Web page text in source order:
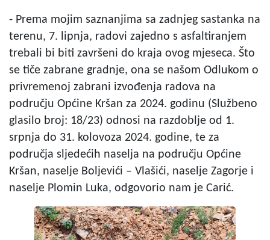
- Prema mojim saznanjima sa zadnjeg sastanka na
terenu, 7. lipnja, radovi zajedno s asfaltiranjem
trebali bi biti završeni do kraja ovog mjeseca. Što
se tiče zabrane gradnje, ona se našom Odlukom o
privremenoj zabrani izvođenja radova na
području Općine Kršan za 2024. godinu (Službeno
glasilo broj: 18/23) odnosi na razdoblje od 1.
srpnja do 31. kolovoza 2024. godine, te za
područja sljedećih naselja na području Općine
Kršan, naselje Boljevići – Vlašići, naselje Zagorje i
naselje Plomin Luka, odgovorio nam je Carić.